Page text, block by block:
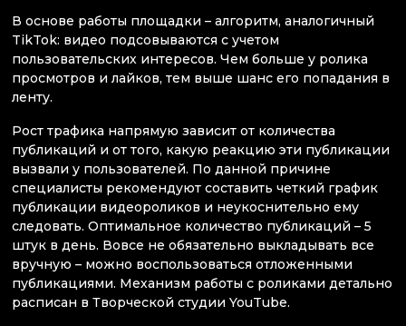
В основе работы площадки – алгоритм, аналогичный
TikTok: видео подсовываются с учетом
пользовательских интересов. Чем больше у ролика
просмотров и лайков, тем выше шанс его попадания в
ленту.
Рост трафика напрямую зависит от количества
публикаций и от того, какую реакцию эти публикации
вызвали у пользователей. По данной причине
специалисты рекомендуют составить четкий график
публикации видеороликов и неукоснительно ему
следовать. Оптимальное количество публикаций – 5
штук в день. Вовсе не обязательно выкладывать все
вручную – можно воспользоваться отложенными
публикациями. Механизм работы с роликами детально
расписан в Творческой студии YouTube.